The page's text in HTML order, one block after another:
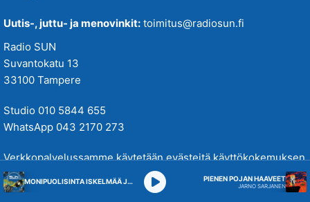
Uutis-, juttu- ja menovinkit: toimitus@radiosun.fi
Radio SUN
Suvantokatu 13
33100 Tampere
Studio 010 5844 655
WhatsApp 043 2170 273
Verkkopalvelussamme käytetään evästeitä käyttökokemuksen
parantamiseksi. Tutustu tietosuojakäytäntöihimmetäällä.
MONIPUOLISINTA ISKELMÄÄ JA PARASTA POPPIA PIENEN POJAN HAAVEET
JARNO SARJANEN